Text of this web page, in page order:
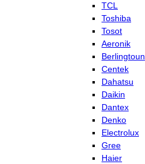
TCL
Toshiba
Tosot
Aeronik
Berlingtoun
Centek
Dahatsu
Daikin
Dantex
Denko
Electrolux
Gree
Haier